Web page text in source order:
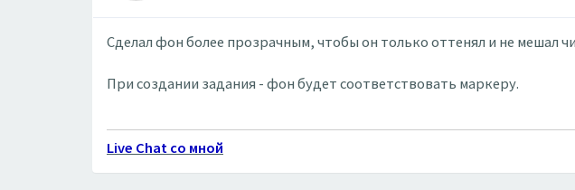
Сделал фон более прозрачным, чтобы он только оттенял и не мешал
При создании задания - фон будет соответствовать маркеру.
Live Chat со мной